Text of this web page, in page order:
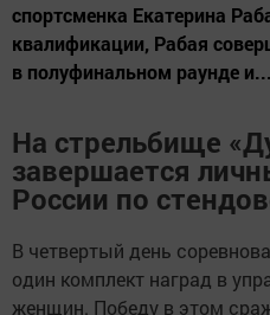
спортсменка Екатерина
квалификации, Рабая
в полуфинальном раунде и...
На стрельбище
завершается
России по
В четвертый день
один комплект наград в
женщин. Победу в этом